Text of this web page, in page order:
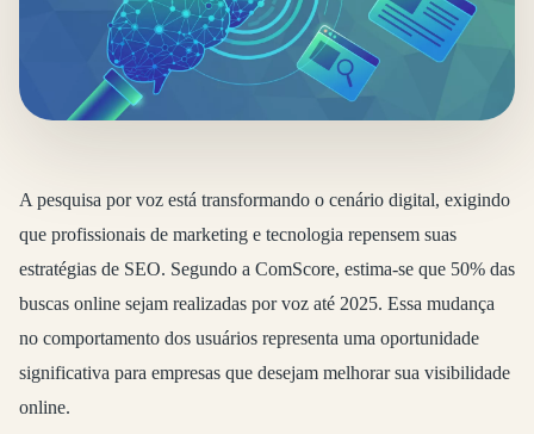
A pesquisa por voz está transformando o cenário digital, exigindo
que profissionais de marketing e tecnologia repensem suas
estratégias de SEO. Segundo a ComScore, estima-se que 50% das
buscas online sejam realizadas por voz até 2025. Essa mudança
no comportamento dos usuários representa uma oportunidade
significativa para empresas que desejam melhorar sua visibilidade
online.